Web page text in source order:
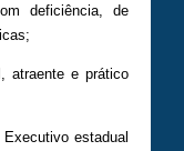
deficiência, de
atraente e prático
estadual